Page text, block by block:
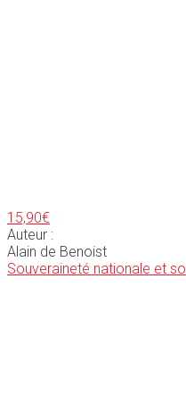
15,90€
Auteur :
Alain de Benoist
Souveraineté nationale et